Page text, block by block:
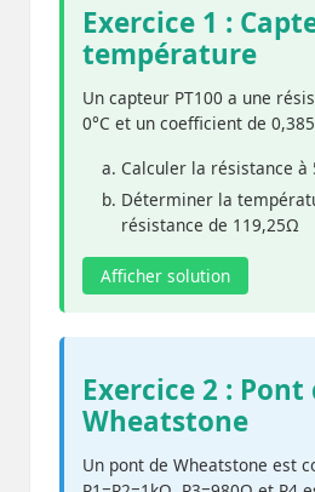
Exercice 1 :
température
Un capteur PT100 a une
0°C et un coefficient de
Calculer la résistance à
Déterminer la
résistance de 119,25Ω
Afficher solution
Exercice 2 : Pont
Wheatstone
Un pont de Wheatstone est